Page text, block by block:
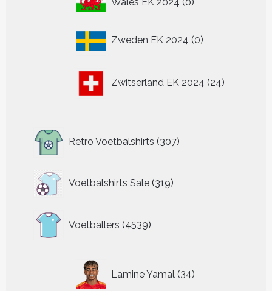
Wales EK 2024 0
Zweden EK 2024 0
producten
Zwitserland EK 2024 24
producten
Retro Voetbalshirts 307
producten
Voetbalshirts Sale 319
319
Voetballers 4539
producten
Lamine Yamal 34
producten